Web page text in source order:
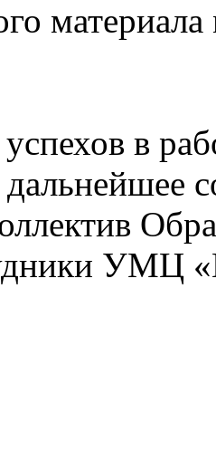
в
УМЦ